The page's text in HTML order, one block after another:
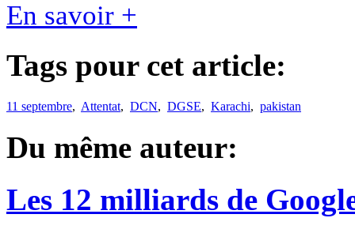
En savoir +
Tags pour cet article:
11 septembre, Attentat, DCN, DGSE, Karachi, pakistan
Du même auteur:
Les 12 milliards de